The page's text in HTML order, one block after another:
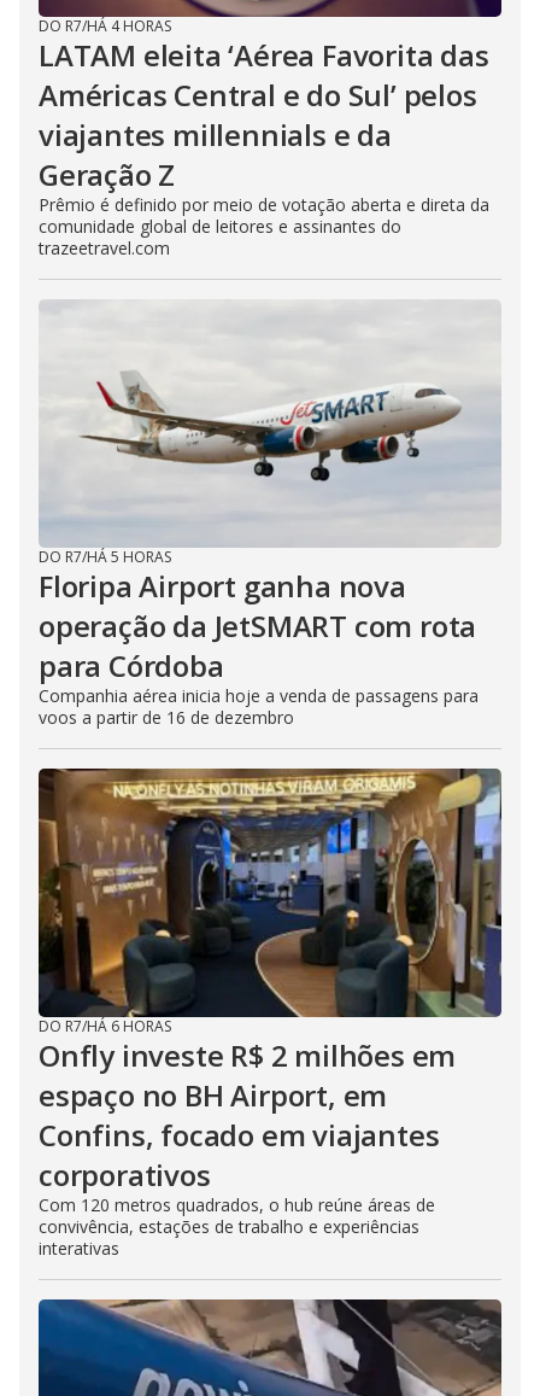
DO R7/HÁ 4 HORAS
LATAM eleita ‘Aérea Favorita das
Américas Central e do Sul’ pelos
viajantes millennials e da
Geração Z
Prêmio é definido por meio de votação aberta e direta da
comunidade global de leitores e assinantes do
trazeetravel.com
DO R7/HÁ 5 HORAS
Floripa Airport ganha nova
operação da JetSMART com rota
para Córdoba
Companhia aérea inicia hoje a venda de passagens para
voos a partir de 16 de dezembro
DO R7/HÁ 6 HORAS
Onfly investe R$ 2 milhões em
espaço no BH Airport, em
Confins, focado em viajantes
corporativos
Com 120 metros quadrados, o hub reúne áreas de
convivência, estações de trabalho e experiências
interativas